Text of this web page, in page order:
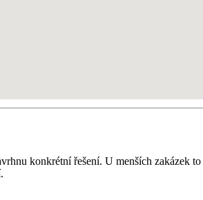
konkrétní řešení. U menších zakázek